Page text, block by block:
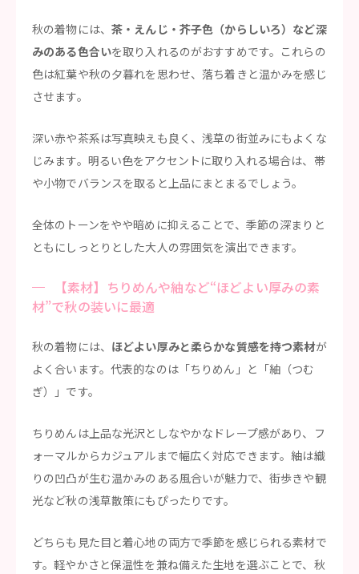
秋の着物には、 茶・えんじ・芥子色（からしいろ）など深
みのある色合いを取り入れるのがおすすめです。これらの
色は紅葉や秋の夕暮れを思わせ、落ち着きと温かみを感じ
させます。
深い赤や茶系は写真映えも良く、浅草の街並みにもよくな
じみます。明るい色をアクセントに取り入れる場合は、帯
や小物でバランスを取ると上品にまとまるでしょう。
全体のトーンをやや暗めに抑えることで、季節の深まりと
ともにしっとりとした大人の雰囲気を演出できます。
【素材】ちりめんや紬など“ほどよい厚みの素
材”で秋の装いに最適
秋の着物には、 ほどよい厚みと柔らかな質感を持つ素材が
よく合います。代表的なのは「ちりめん」と「紬（つむ
ぎ）」です。
ちりめんは上品な光沢としなやかなドレープ感があり、フ
ォーマルからカジュアルまで幅広く対応できます。紬は織
りの凹凸が生む温かみのある風合いが魅力で、街歩きや観
光など秋の浅草散策にもぴったりです。
どちらも見た目と着心地の両方で季節を感じられる素材で
す。軽やかさと保温性を兼ね備えた生地を選ぶことで、秋